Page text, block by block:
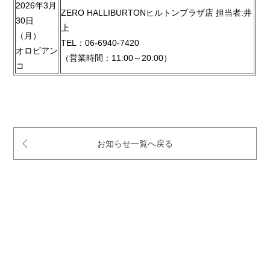
2026年3月
30日
（月）
オロビアン
コ
ZERO HALLIBURTONヒルトンプラザ店 担当者:井
上
TEL：06-6940-7420
（営業時間：11:00～20:00）
お知らせ一覧へ戻る